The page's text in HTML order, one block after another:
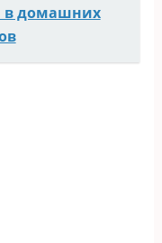
в домашних